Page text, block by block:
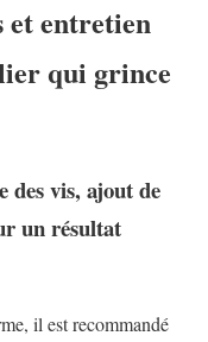
et entretien
qui grince
des vis, ajout de
un résultat
il est recommandé